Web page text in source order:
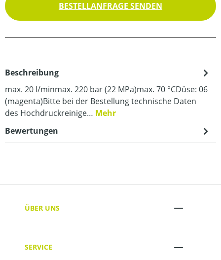
BESTELLANFRAGE SENDEN
Beschreibung
max. 20 l/minmax. 220 bar (22 MPa)max. 70 °CDüse: 06
(magenta)Bitte bei der Bestellung technische Daten
des Hochdruckreinige… Mehr
Bewertungen
ÜBER UNS
SERVICE